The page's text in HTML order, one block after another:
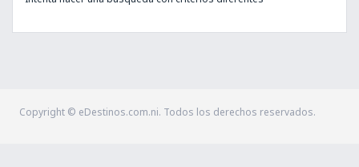
Copyright © eDestinos.com.ni. Todos los derechos reservados.